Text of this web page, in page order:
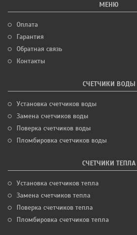
МЕНЮ
Оплата
Гарантия
Обратная связь
Контакты
СЧЕТЧИКИ ВОДЫ
Установка счетчиков воды
Замена счетчиков воды
Поверка счетчиков воды
Пломбировка счетчиков воды
СЧЕТЧИКИ ТЕПЛА
Установка счетчиков тепла
Замена счетчиков тепла
Поверка счетчиков тепла
Пломбировка счетчиков тепла